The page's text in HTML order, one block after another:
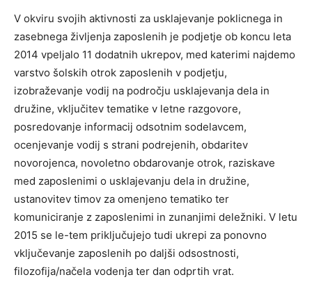
V okviru svojih aktivnosti za usklajevanje poklicnega in
zasebnega življenja zaposlenih je podjetje ob koncu leta
2014 vpeljalo 11 dodatnih ukrepov, med katerimi najdemo
varstvo šolskih otrok zaposlenih v podjetju,
izobraževanje vodij na področju usklajevanja dela in
družine, vključitev tematike v letne razgovore,
posredovanje informacij odsotnim sodelavcem,
ocenjevanje vodij s strani podrejenih, obdaritev
novorojenca, novoletno obdarovanje otrok, raziskave
med zaposlenimi o usklajevanju dela in družine,
ustanovitev timov za omenjeno tematiko ter
komuniciranje z zaposlenimi in zunanjimi deležniki. V letu
2015 se le-tem priključujejo tudi ukrepi za ponovno
vključevanje zaposlenih po daljši odsostnosti,
filozofija/načela vodenja ter dan odprtih vrat.